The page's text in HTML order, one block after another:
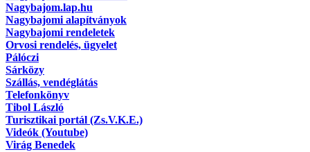
Nagybajom.lap.hu
Nagybajomi alapítványok
Nagybajomi rendeletek
Orvosi rendelés, ügyelet
Pálóczi
Sárközy
Szállás, vendéglátás
Telefonkönyv
Tibol László
Turisztikai portál (Zs.V.K.E.)
Videók (Youtube)
Virág Benedek